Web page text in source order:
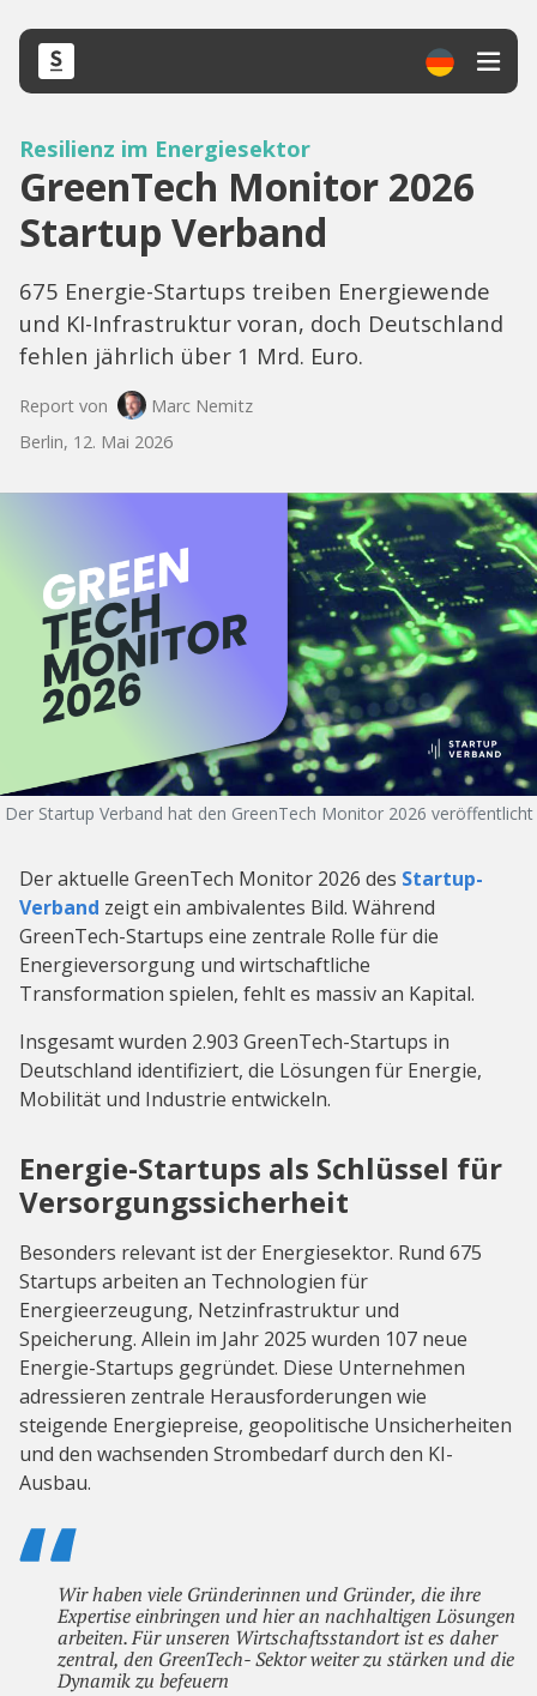
Resilienz im Energiesektor
GreenTech Monitor 2026
Startup Verband
675 Energie-Startups treiben Energiewende
und KI-Infrastruktur voran, doch Deutschland
fehlen jährlich über 1 Mrd. Euro.
Report von
Marc Nemitz
Berlin, 12. Mai 2026
Der Startup Verband hat den GreenTech Monitor 2026 veröffentlicht
Der aktuelle GreenTech Monitor 2026 des Startup-
Verband zeigt ein ambivalentes Bild. Während
GreenTech-Startups eine zentrale Rolle für die
Energieversorgung und wirtschaftliche
Transformation spielen, fehlt es massiv an Kapital.
Insgesamt wurden 2.903 GreenTech-Startups in
Deutschland identifiziert, die Lösungen für Energie,
Mobilität und Industrie entwickeln.
Energie-Startups als Schlüssel für
Versorgungssicherheit
Besonders relevant ist der Energiesektor. Rund 675
Startups arbeiten an Technologien für
Energieerzeugung, Netzinfrastruktur und
Speicherung. Allein im Jahr 2025 wurden 107 neue
Energie-Startups gegründet. Diese Unternehmen
adressieren zentrale Herausforderungen wie
steigende Energiepreise, geopolitische Unsicherheiten
und den wachsenden Strombedarf durch den KI-
Ausbau.
Wir haben viele Gründerinnen und Gründer, die ihre
Expertise einbringen und hier an nachhaltigen Lösungen
arbeiten. Für unseren Wirtschaftsstandort ist es daher
zentral, den GreenTech- Sektor weiter zu stärken und die
Dynamik zu befeuern